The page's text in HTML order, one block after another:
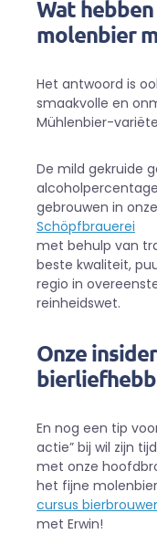
Wat
molenbier
Het antwoord is
smaakvolle en
Mühlenbier-
De mild gekruide
gebrouwen in onze
Schöpfbrauerei
met behulp van
beste kwaliteit,
regio in
reinheidswet.
Onze
En nog een tip
actie” bij wil zijn
met onze
het fijne
cursus
met Erwin!